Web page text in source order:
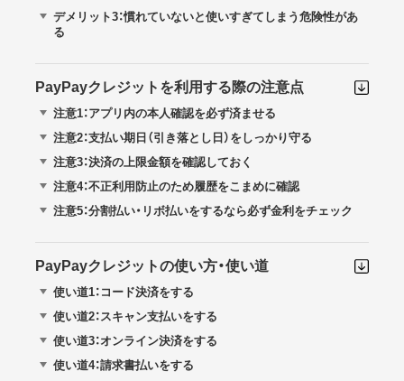
デメリット3：慣れていないと使いすぎてしまう危険性があ
る
PayPayクレジットを利用する際の注意点
注意1：アプリ内の本人確認を必ず済ませる
注意2：支払い期日（引き落とし日）をしっかり守る
注意3：決済の上限金額を確認しておく
注意4：不正利用防止のため履歴をこまめに確認
注意5：分割払い・リボ払いをするなら必ず金利をチェック
PayPayクレジットの使い方・使い道
使い道1：コード決済をする
使い道2：スキャン支払いをする
使い道3：オンライン決済をする
使い道4：請求書払いをする